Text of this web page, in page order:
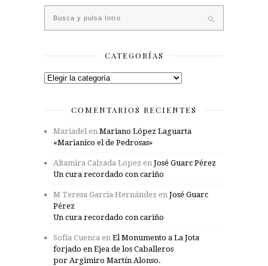
CATEGORÍAS
Categorías
COMENTARIOS RECIENTES
Mariadelen Mariano López Laguarta
«Marianico el de Pedrosas»
Altamira Calzada Lopez en José Guarc Pérez
Un cura recordado con cariño
M Teresa García Hernández en José Guarc
Pérez
Un cura recordado con cariño
Sofía Cuenca en El Monumento a La Jota
forjado en Ejea de los Caballeros
por Argimiro Martín Alonso.